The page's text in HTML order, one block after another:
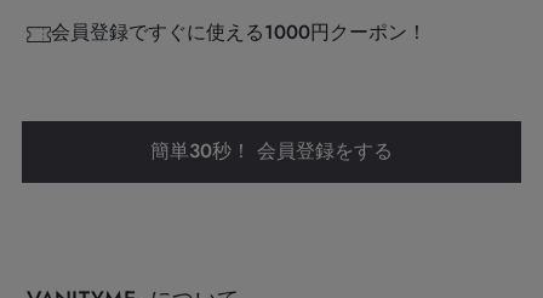
会員登録ですぐに使える1000円クーポン！
簡単30秒！ 会員登録をする